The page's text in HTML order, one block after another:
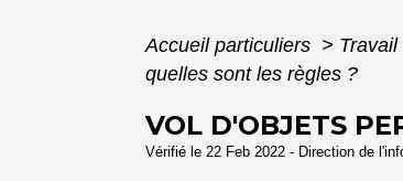
Accueil particuliers >
quelles sont les règles ?
VOL D'OBJETS
Vérifié le 22 Feb 2022 - Direction de